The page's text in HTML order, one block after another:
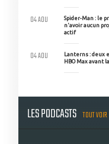
Spider-Man : le
n'avoir aucun
actif
04 AOU
Lanterns : deux
HBO Max avant
04 AOU
LES PODCASTS TOUT VOIR